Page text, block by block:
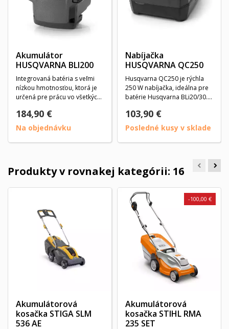
Akumulátor
HUSQVARNA BLI200
Integrovaná batéria s veľmi
nízkou hmotnosťou, ktorá je
určená pre prácu vo všetkých
184,90 €
Na objednávku
Nabíjačka
HUSQVARNA QC250
Husqvarna QC250 je rýchla
250 W nabíjačka, ideálna pre
batérie Husqvarna BLi20/30. S
103,90 €
Posledné kusy v sklade
Produkty v rovnakej kategórii: 16
Akumulátorová
kosačka STIGA SLM
536 AE
Akumulátorová
kosačka STIHL RMA
235 SET
-100,00 €